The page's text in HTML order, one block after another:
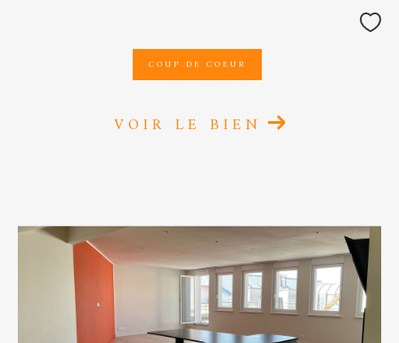
COUP DE COEUR
VOIR LE BIEN